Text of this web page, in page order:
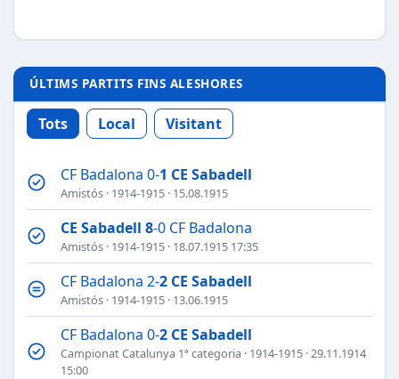
ÚLTIMS PARTITS FINS ALESHORES
Tots Local Visitant
CF Badalona 0-1 CE Sabadell
Amistós · 1914-1915 · 15.08.1915
CE Sabadell 8-0 CF Badalona
Amistós · 1914-1915 · 18.07.1915 17:35
CF Badalona 2-2 CE Sabadell
Amistós · 1914-1915 · 13.06.1915
CF Badalona 0-2 CE Sabadell
Campionat Catalunya 1ª categoria · 1914-1915 · 29.11.1914
15:00